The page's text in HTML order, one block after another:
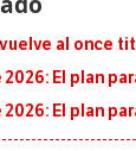
al once
El plan
El plan